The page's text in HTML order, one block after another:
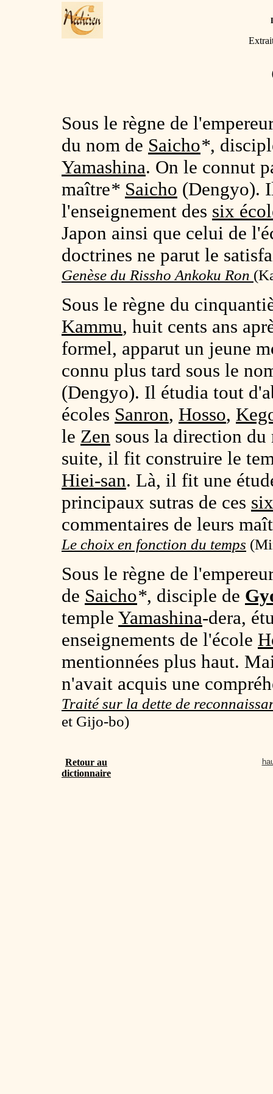
Sous le règne de
du nom de Saicho*,
Yamashina. On le connut
maître* Saicho (Dengyo).
l'enseignement des six
Japon ainsi que celui de
doctrines ne parut le
Genèse du Rissho Ankoku Ron (
Sous le règne du
Kammu, huit cents ans
formel, apparut un jeune
connu plus tard sous le
(Dengyo). Il étudia tout
écoles Sanron, Hosso,
le Zen sous la direction
suite, il fit construire le
Hiei-san. Là, il fit une
principaux sutras de ces
commentaires de leurs
Le choix en fonction du temps
Sous le règne de
de Saicho*, disciple de
temple Yamashina-dera,
enseignements de l'école
mentionnées plus haut.
n'avait acquis une
Traité sur la dette de
et Gijo-bo)
Retour au
dictionnaire